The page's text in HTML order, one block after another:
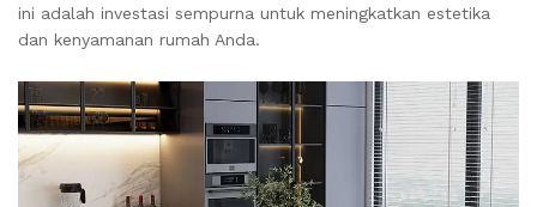
ini adalah investasi sempurna untuk meningkatkan estetika
dan kenyamanan rumah Anda.